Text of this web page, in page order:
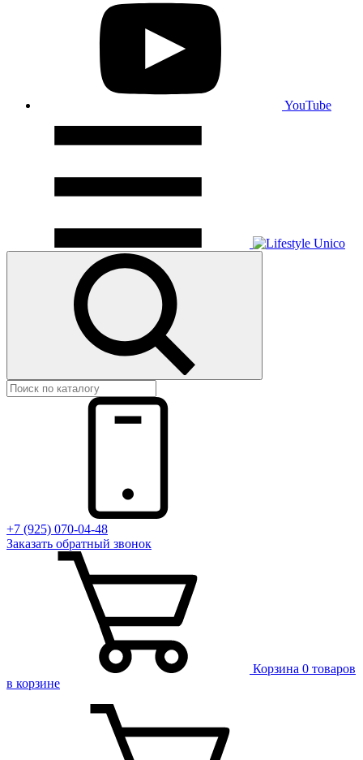
YouTube
+7 (925) 070-04-48
Заказать обратный звонок
Корзина 0 товаров
в корзине